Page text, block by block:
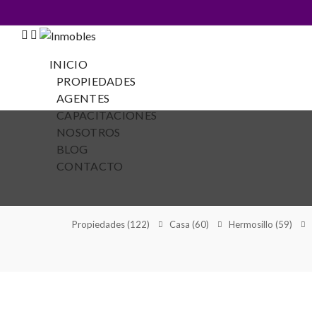
INICIO
PROPIEDADES
AGENTES
CAPACITACIONES
NOSOTROS
BLOG
CONTACTO
Propiedades(122) Casa (60) Hermosillo (59)